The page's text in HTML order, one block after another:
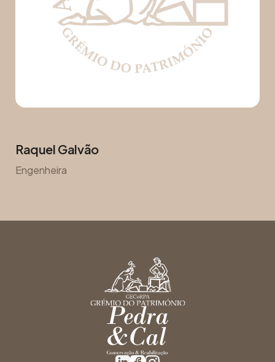
Raquel Galvão
Engenheira